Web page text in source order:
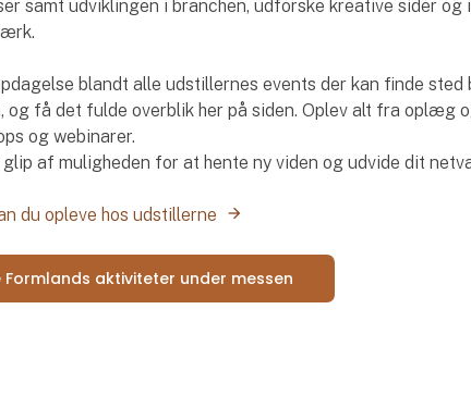
samt udviklingen i branchen, udforske kreative sider
blandt alle udstillernes events der kan finde
og få det fulde overblik her på siden. Oplev alt fra oplæg
og webinarer.
glip af muligheden for at hente ny viden og udvide dit
du opleve hos udstillerne
Formlands aktiviteter under messen